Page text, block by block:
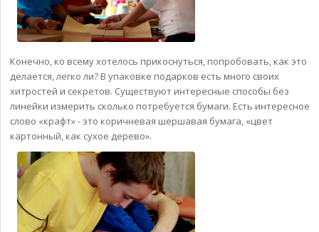
Конечно, ко всему хотелось прикоснуться, попробовать, как это
делается, легко ли? В упаковке подарков есть много своих
хитростей и секретов. Существуют интересные способы без
линейки измерить сколько потребуется бумаги. Есть интересное
слово «крафт» - это коричневая шершавая бумага, «цвет
картонный, как сухое дерево».